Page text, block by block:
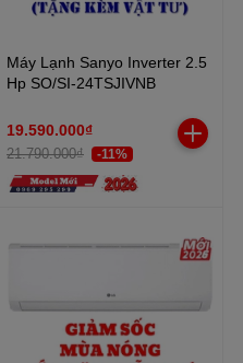
Máy Lạnh Sanyo Inverter 2.5
Hp SO/SI-24TSJIVNB
19.590.000₫
21.790.000₫ -11%